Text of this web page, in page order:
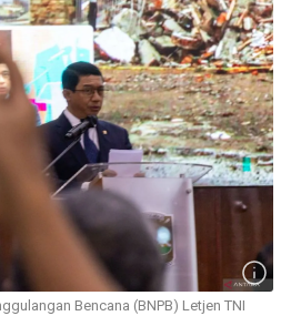
Bencana (BNPB) Letjen TNI